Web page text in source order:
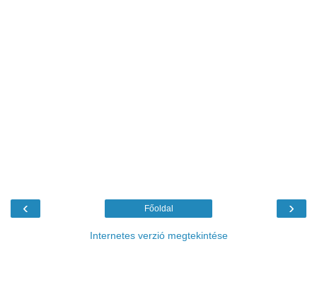
‹ ›
Főoldal
Internetes verzió megtekintése